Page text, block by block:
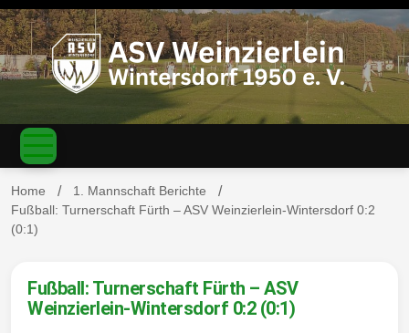
S
k
i
p
c
ASV
Weinzierl
Home
1. Mannschaft Berichte
Fußball: Turnerschaft Fürth – ASV Weinzierlein-Wintersdorf 0:2
(0:1)
Fußball: Turnerschaft Fürth – ASV
Weinzierlein-Wintersdorf 0:2 (0:1)